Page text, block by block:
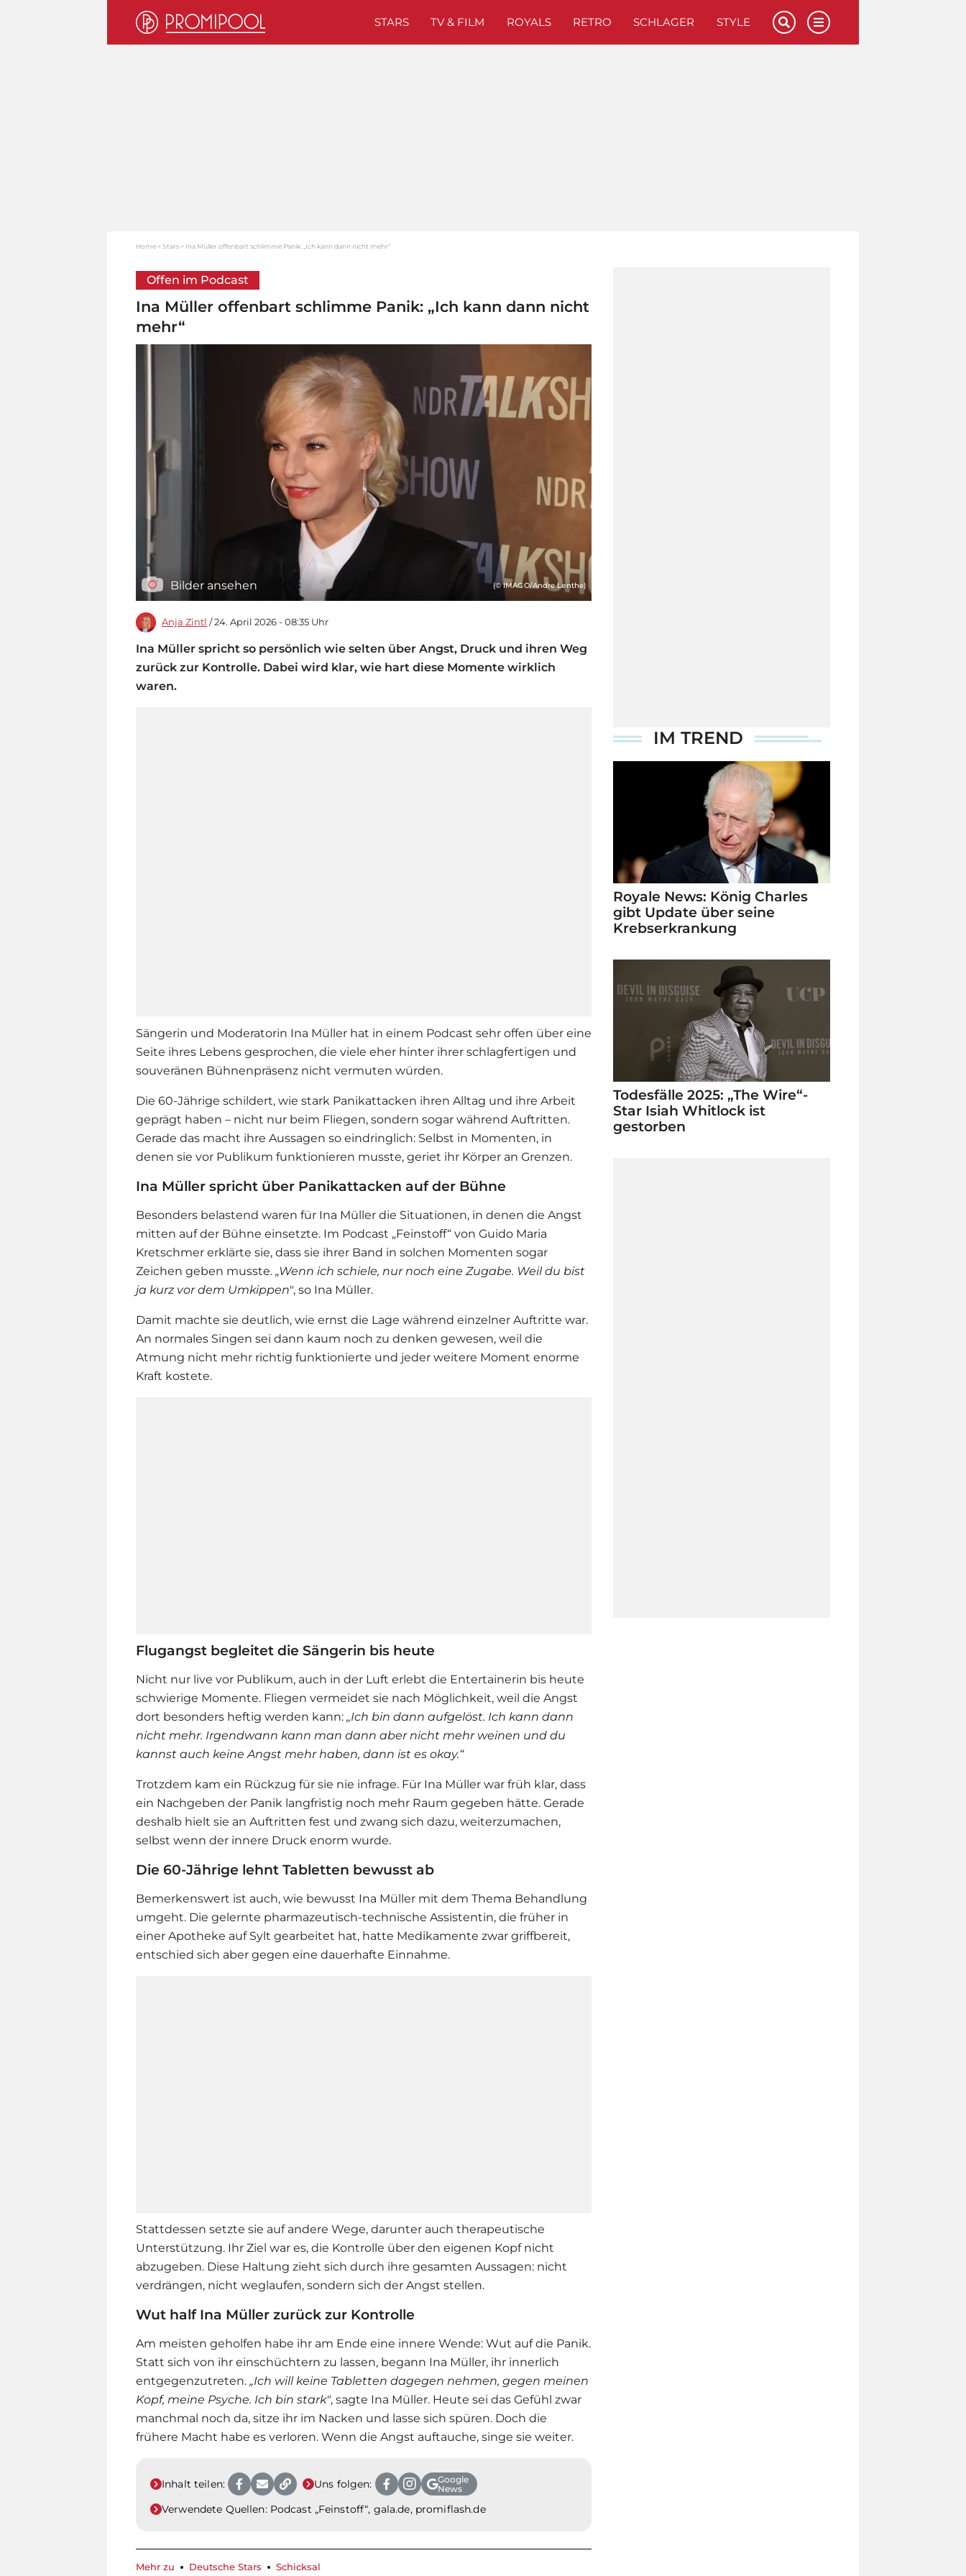
STARS TV & FILM ROYALS RETRO SCHLAGER STYLE
Home Stars Ina Müller offenbart schlimme Panik: „Ich kann dann nicht mehr“
Offen im Podcast
Ina Müller offenbart schlimme Panik: „Ich kann dann nicht
mehr“
Bilder ansehen (© IMAGO/Andre Lenthe)
Anja Zintl / 24. April 2026 - 08:35 Uhr
Ina Müller spricht so persönlich wie selten über Angst, Druck und ihren Weg
zurück zur Kontrolle. Dabei wird klar, wie hart diese Momente wirklich
waren.
Sängerin und Moderatorin Ina Müller hat in einem Podcast sehr offen über eine
Seite ihres Lebens gesprochen, die viele eher hinter ihrer schlagfertigen und
souveränen Bühnenpräsenz nicht vermuten würden.
Die 60-Jährige schildert, wie stark Panikattacken ihren Alltag und ihre Arbeit
geprägt haben – nicht nur beim Fliegen, sondern sogar während Auftritten.
Gerade das macht ihre Aussagen so eindringlich: Selbst in Momenten, in
denen sie vor Publikum funktionieren musste, geriet ihr Körper an Grenzen.
Ina Müller spricht über Panikattacken auf der Bühne
Besonders belastend waren für Ina Müller die Situationen, in denen die Angst
mitten auf der Bühne einsetzte. Im Podcast „Feinstoff“ von Guido Maria
Kretschmer erklärte sie, dass sie ihrer Band in solchen Momenten sogar
Zeichen geben musste. „Wenn ich schiele, nur noch eine Zugabe. Weil du bist
ja kurz vor dem Umkippen", so Ina Müller.
Damit machte sie deutlich, wie ernst die Lage während einzelner Auftritte war.
An normales Singen sei dann kaum noch zu denken gewesen, weil die
Atmung nicht mehr richtig funktionierte und jeder weitere Moment enorme
Kraft kostete.
Flugangst begleitet die Sängerin bis heute
Nicht nur live vor Publikum, auch in der Luft erlebt die Entertainerin bis heute
schwierige Momente. Fliegen vermeidet sie nach Möglichkeit, weil die Angst
dort besonders heftig werden kann: „Ich bin dann aufgelöst. Ich kann dann
nicht mehr. Irgendwann kann man dann aber nicht mehr weinen und du
kannst auch keine Angst mehr haben, dann ist es okay.“
Trotzdem kam ein Rückzug für sie nie infrage. Für Ina Müller war früh klar, dass
ein Nachgeben der Panik langfristig noch mehr Raum gegeben hätte. Gerade
deshalb hielt sie an Auftritten fest und zwang sich dazu, weiterzumachen,
selbst wenn der innere Druck enorm wurde.
Die 60-Jährige lehnt Tabletten bewusst ab
Bemerkenswert ist auch, wie bewusst Ina Müller mit dem Thema Behandlung
umgeht. Die gelernte pharmazeutisch-technische Assistentin, die früher in
einer Apotheke auf Sylt gearbeitet hat, hatte Medikamente zwar griffbereit,
entschied sich aber gegen eine dauerhafte Einnahme.
Stattdessen setzte sie auf andere Wege, darunter auch therapeutische
Unterstützung. Ihr Ziel war es, die Kontrolle über den eigenen Kopf nicht
abzugeben. Diese Haltung zieht sich durch ihre gesamten Aussagen: nicht
verdrängen, nicht weglaufen, sondern sich der Angst stellen.
Wut half Ina Müller zurück zur Kontrolle
Am meisten geholfen habe ihr am Ende eine innere Wende: Wut auf die Panik.
Statt sich von ihr einschüchtern zu lassen, begann Ina Müller, ihr innerlich
entgegenzutreten. „Ich will keine Tabletten dagegen nehmen, gegen meinen
Kopf, meine Psyche. Ich bin stark", sagte Ina Müller. Heute sei das Gefühl zwar
manchmal noch da, sitze ihr im Nacken und lasse sich spüren. Doch die
frühere Macht habe es verloren. Wenn die Angst auftauche, singe sie weiter.
Inhalt teilen: Uns folgen:
Google
News
Verwendete Quellen: Podcast „Feinstoff“, gala.de, promiflash.de
Mehr zu Deutsche Stars Schicksal
IM TREND
Royale News: König Charles
gibt Update über seine
Krebserkrankung
Todesfälle 2025: „The Wire“-
Star Isiah Whitlock ist
gestorben